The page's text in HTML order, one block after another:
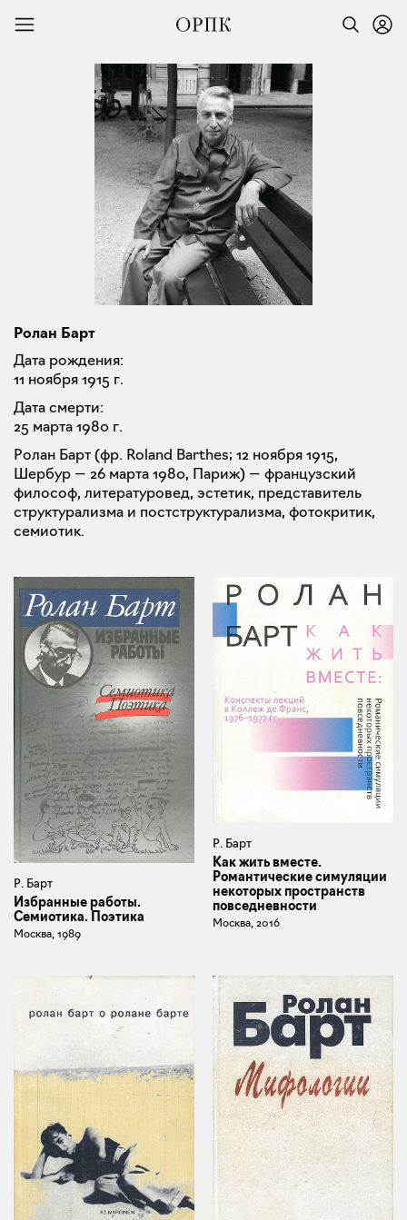
Ролан Барт
Дата рождения:
11 ноября 1915 г.
Дата смерти:
25 марта 1980 г.
Ролан Барт (фр. Roland Barthes; 12 ноября 1915,
Шербур — 26 марта 1980, Париж) — французский
философ, литературовед, эстетик, представитель
структурализма и постструктурализма, фотокритик,
семиотик.
Р. Барт
Избранные работы.
Семиотика. Поэтика
Москва, 1989
Р. Барт
Как жить вместе.
Романтические симуляции
некоторых пространств
повседневности
Москва, 2016